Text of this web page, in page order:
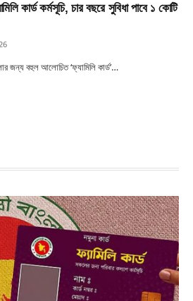
কার্ড কর্মসূচি, চার বছরে সুবিধা পাবে ১ কোটি
জন্য বহুল আলোচিত ‘ফ্যামিলি কার্ড’…